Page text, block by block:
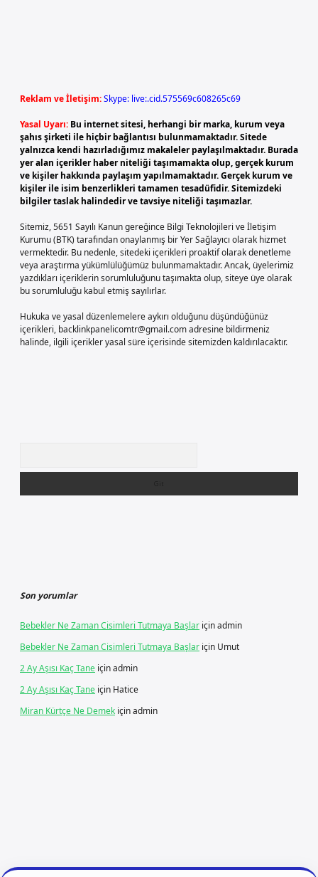
Reklam ve İletişim:Skype: live:.cid.575569c608265c69
Yasal Uyarı: Bu internet sitesi, herhangi bir marka, kurum veya
şahıs şirketi ile hiçbir bağlantısı bulunmamaktadır. Sitede
yalnızca kendi hazırladığımız makaleler paylaşılmaktadır. Burada
yer alan içerikler haber niteliği taşımamakta olup, gerçek kurum
ve kişiler hakkında paylaşım yapılmamaktadır. Gerçek kurum ve
kişiler ile isim benzerlikleri tamamen tesadüfidir. Sitemizdeki
bilgiler taslak halindedir ve tavsiye niteliği taşımazlar.
Sitemiz, 5651 Sayılı Kanun gereğince Bilgi Teknolojileri ve İletişim
Kurumu (BTK) tarafından onaylanmış bir Yer Sağlayıcı olarak hizmet
vermektedir. Bu nedenle, sitedeki içerikleri proaktif olarak denetleme
veya araştırma yükümlülüğümüz bulunmamaktadır. Ancak, üyelerimiz
yazdıkları içeriklerin sorumluluğunu taşımakta olup, siteye üye olarak
bu sorumluluğu kabul etmiş sayılırlar.
Hukuka ve yasal düzenlemelere aykırı olduğunu düşündüğünüz
içerikleri, backlinkpanelicomtr@gmail.comadresine bildirmeniz
halinde, ilgili içerikler yasal süre içerisinde sitemizden kaldırılacaktır.
Son yorumlar
Bebekler Ne Zaman Cisimleri Tutmaya Başlar içinadmin
Bebekler Ne Zaman Cisimleri Tutmaya Başlar için Umut
2 Ay Aşısı Kaç Tane içinadmin
2 Ay Aşısı Kaç Tane için Hatice
Miran Kürtçe Ne Demek içinadmin
girişbetexper